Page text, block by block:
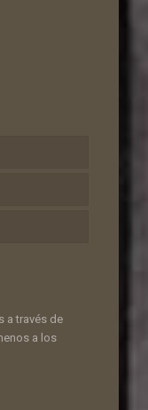
a través de
a los